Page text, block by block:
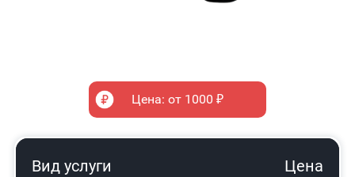
Цена: от 1000 ₽
Вид услуги Цена